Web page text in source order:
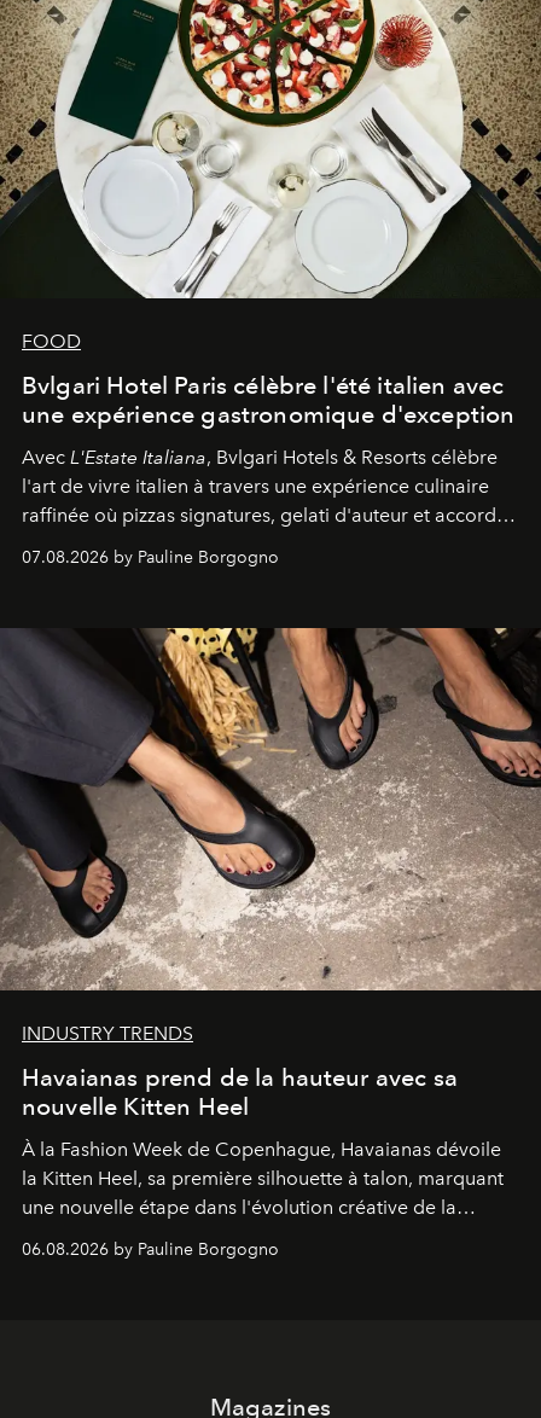
FOOD
Bvlgari Hotel Paris célèbre l'été italien avec
une expérience gastronomique d'exception
Avec L'Estate Italiana, Bvlgari Hotels & Resorts célèbre
l'art de vivre italien à travers une expérience culinaire
raffinée où pizzas signatures, gelati d'auteur et accords
d'exception composent un véritable voyage sensoriel.
07.08.2026 by Pauline Borgogno
INDUSTRY TRENDS
Havaianas prend de la hauteur avec sa
nouvelle Kitten Heel
À la Fashion Week de Copenhague, Havaianas dévoile
la Kitten Heel, sa première silhouette à talon, marquant
une nouvelle étape dans l'évolution créative de la
06.08.2026 by Pauline Borgogno
Magazines